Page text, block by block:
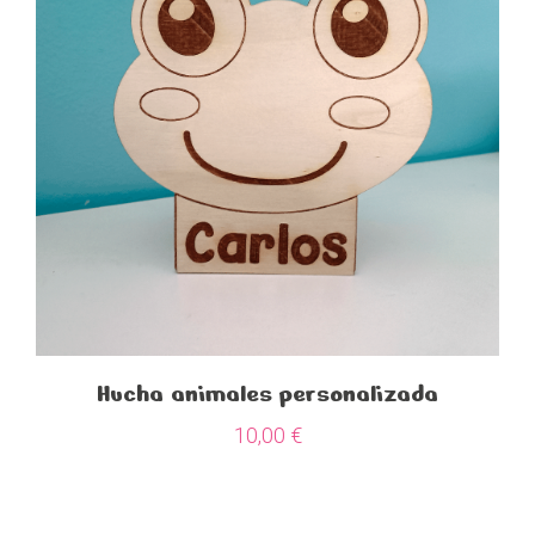
Hucha animales personalizada
10,00 €